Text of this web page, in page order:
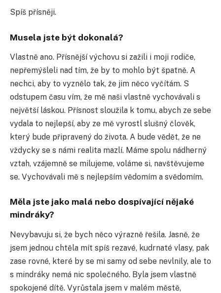
Spíš přísněji.
Musela jste být dokonalá?
Vlastně ano. Přísnější výchovu si zažili i moji rodiče,
nepřemýšleli nad tím, že by to mohlo být špatně. A
nechci, aby to vyznělo tak, že jim něco vyčítám. S
odstupem času vím, že mě naši vlastně vychovávali s
největší láskou. Přísnost sloužila k tomu, abych ze sebe
vydala to nejlepší, aby ze mě vyrostl slušný člověk,
který bude připravený do života. A bude vědět, že ne
vždycky se s námi realita mazlí. Máme spolu nádherný
vztah, vzájemně se milujeme, voláme si, navštěvujeme
se. Vychovávali mě s nejlepším vědomím a svědomím.
Měla jste jako malá nebo dospívající nějaké
mindráky?
Nevybavuju si, že bych něco výrazně řešila. Jasně, že
jsem jednou chtěla mít spíš rezavé, kudrnaté vlasy, pak
zase rovné, které by se mi samy od sebe nevlnily, ale to
s mindráky nemá nic společného. Byla jsem vlastně
spokojené dítě. Vyrůstala jsem v malém městě,